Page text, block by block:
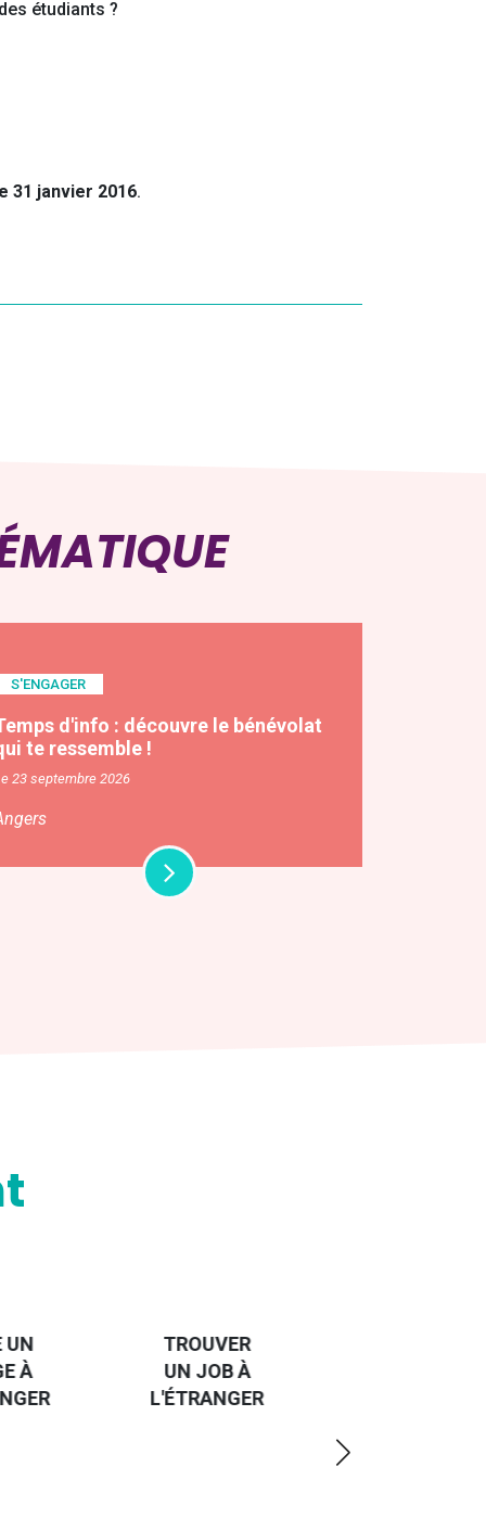
étudiants ?
31 janvier 2016.
S'ENGAGER
d'info : découvre le bénévolat
te ressemble !
23 septembre 2026
TROUVER
UN JOB À
L'ÉTRANGER